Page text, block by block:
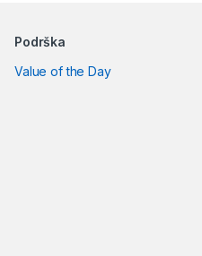
Podrška
Value of the Day